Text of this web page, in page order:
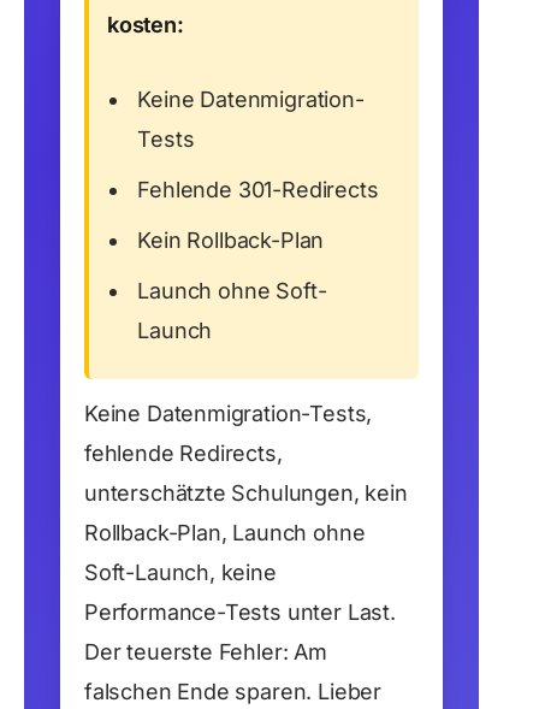
kosten:
Keine Datenmigration-
Tests
Fehlende 301-Redirects
Kein Rollback-Plan
Launch ohne Soft-
Launch
Keine Datenmigration-Tests,
fehlende Redirects,
unterschätzte Schulungen, kein
Rollback-Plan, Launch ohne
Soft-Launch, keine
Performance-Tests unter Last.
Der teuerste Fehler: Am
falschen Ende sparen. Lieber